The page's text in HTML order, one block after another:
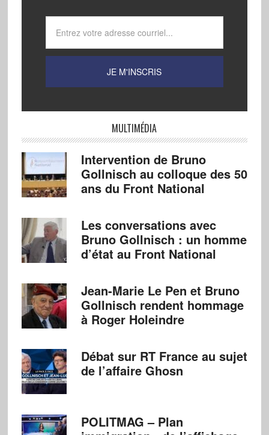
MULTIMÉDIA
Intervention de Bruno
Gollnisch au colloque des 50
ans du Front National
Les conversations avec
Bruno Gollnisch : un homme
d’état au Front National
Jean-Marie Le Pen et Bruno
Gollnisch rendent hommage
à Roger Holeindre
Débat sur RT France au sujet
de l’affaire Ghosn
POLITMAG – Plan